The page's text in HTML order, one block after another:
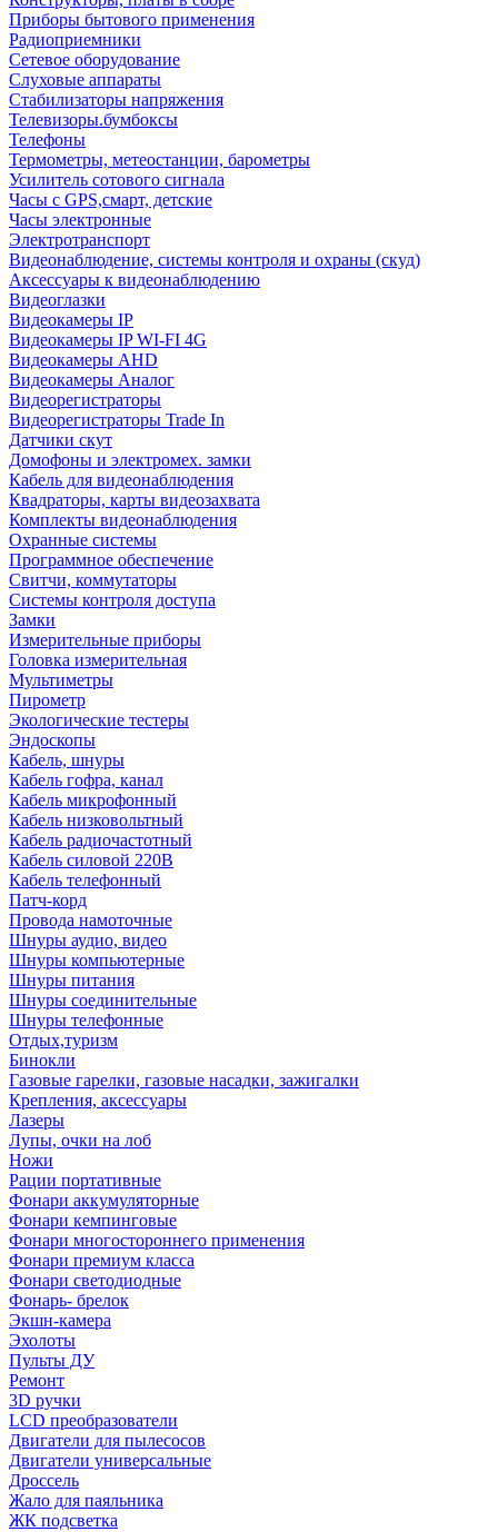
Приборы бытового применения
Радиоприемники
Сетевое оборудование
Слуховые аппараты
Стабилизаторы напряжения
Телевизоры.бумбоксы
Телефоны
Термометры, метеостанции, барометры
Усилитель сотового сигнала
Часы с GPS,смарт, детские
Часы электронные
Электротранспорт
Видеонаблюдение, системы контроля и охраны (скуд)
Аксессуары к видеонаблюдению
Видеоглазки
Видеокамеры IP
Видеокамеры IP WI-FI 4G
Видеокамеры AHD
Видеокамеры Аналог
Видеорегистраторы
Видеорегистраторы Trade In
Датчики скут
Домофоны и электромех. замки
Кабель для видеонаблюдения
Квадраторы, карты видеозахвата
Комплекты видеонаблюдения
Охранные системы
Программное обеспечение
Свитчи, коммутаторы
Системы контроля доступа
Замки
Измерительные приборы
Головка измерительная
Мультиметры
Пирометр
Экологические тестеры
Эндоскопы
Кабель, шнуры
Кабель гофра, канал
Кабель микрофонный
Кабель низковольтный
Кабель радиочастотный
Кабель силовой 220В
Кабель телефонный
Патч-корд
Провода намоточные
Шнуры аудио, видео
Шнуры компьютерные
Шнуры питания
Шнуры соединительные
Шнуры телефонные
Отдых,туризм
Бинокли
Газовые гарелки, газовые насадки, зажигалки
Крепления, аксессуары
Лазеры
Лупы, очки на лоб
Ножи
Рации портативные
Фонари аккумуляторные
Фонари кемпинговые
Фонари многостороннего применения
Фонари премиум класса
Фонари светодиодные
Фонарь- брелок
Экшн-камера
Эхолоты
Пульты ДУ
Ремонт
3D ручки
LCD преобразователи
Двигатели для пылесосов
Двигатели универсальные
Дроссель
Жало для паяльника
ЖК подсветка